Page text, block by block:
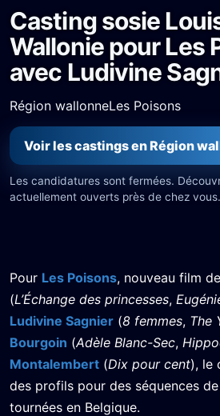
Casting sosie
Wallonie pour Les
avec Ludivine
Région wallonneLes Poisons
Voir les castings en Région
Les candidatures sont fermées.
actuellement ouverts près de chez vous.
Pour Les Poisons, nouveau film de
(L’Échange des princesses,
Ludivine Sagnier (8 femmes, The
Bourgoin (Adèle Blanc-Sec,
Montalembert (Dix pour cent), le
des profils pour des séquences de
tournées en Belgique.